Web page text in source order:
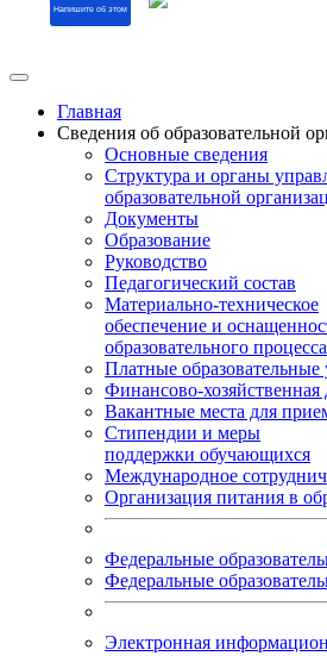
Напишите об этом
Главная
Сведения об образовательной
Основные сведения
Структура и органы
образовательной
Документы
Образование
Руководство
Педагогический состав
Материально-техническое
обеспечение и
образовательного процесса
Платные образовательные
Финансово-хозяйственная
Вакантные места для
Стипендии и меры
поддержки обучающихся
Международное
Организация питания в
Федеральные
Федеральные
Электронная